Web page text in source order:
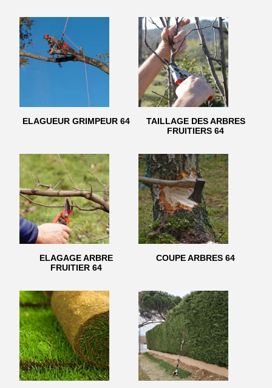
ELAGUEUR GRIMPEUR 64
TAILLAGE DES ARBRES
FRUITIERS 64
ELAGAGE ARBRE
FRUITIER 64
COUPE ARBRES 64